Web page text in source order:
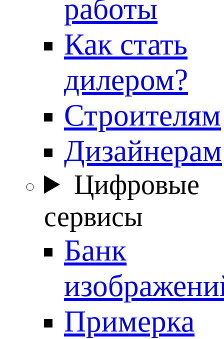
работы
Как стать
дилером?
Строителям
Дизайнерам
Цифровые
сервисы
Банк
Примерка